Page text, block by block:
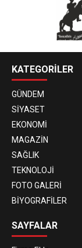
KATEGORİLER
GÜNDEM
SİYASET
EKONOMİ
MAGAZİN
SAĞLIK
TEKNOLOJİ
FOTO GALERİ
BİYOGRAFİLER
SAYFALAR